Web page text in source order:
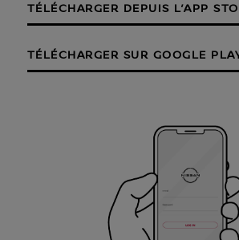
TÉLÉCHARGER DEPUIS L’APP
TÉLÉCHARGER SUR GOOGLE